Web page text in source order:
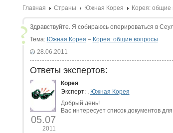
Главная Страны Южная Корея Корея: общие
Здравствуйте. Я собираюсь оперироваться в
Тема: Южная Корея – Корея: общие вопросы
28.06.2011
Ответы экспертов:
05.07
2011
Корея
Эксперт: , Южная Корея
Добрый день!
Вас интересует список документов